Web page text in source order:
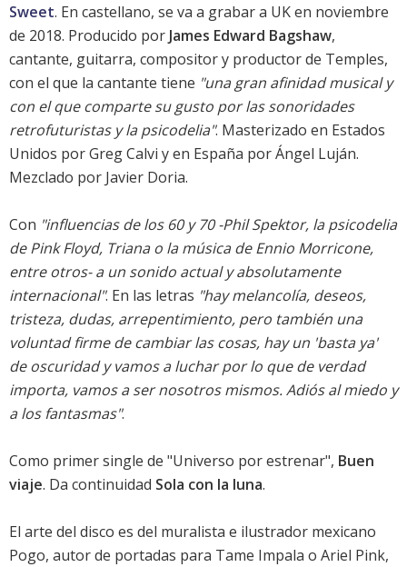
Sweet. En castellano, se va a grabar a UK en noviembre
de 2018. Producido por James Edward Bagshaw,
cantante, guitarra, compositor y productor de Temples,
con el que la cantante tiene "una gran afinidad musical y
con el que comparte su gusto por las sonoridades
retrofuturistas y la psicodelia". Masterizado en Estados
Unidos por Greg Calvi y en España por Ángel Luján.
Mezclado por Javier Doria.
Con "influencias de los 60 y 70 -Phil Spektor, la psicodelia
de Pink Floyd, Triana o la música de Ennio Morricone,
entre otros- a un sonido actual y absolutamente
internacional". En las letras "hay melancolía, deseos,
tristeza, dudas, arrepentimiento, pero también una
voluntad firme de cambiar las cosas, hay un 'basta ya'
de oscuridad y vamos a luchar por lo que de verdad
importa, vamos a ser nosotros mismos. Adiós al miedo y
a los fantasmas".
Como primer single de "Universo por estrenar", Buen
viaje. Da continuidad Sola con la luna.
El arte del disco es del muralista e ilustrador mexicano
Pogo, autor de portadas para Tame Impala o Ariel Pink,